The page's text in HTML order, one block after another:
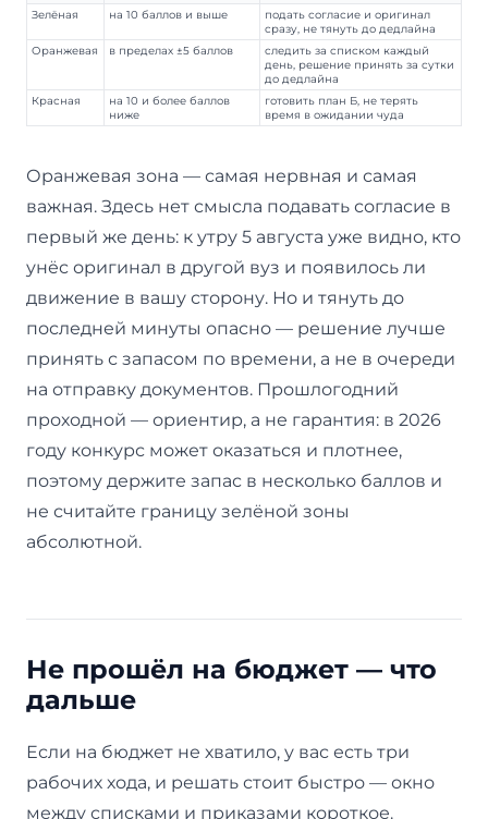
Зелёная на 10 баллов и выше
подать согласие и оригинал
сразу, не тянуть до дедлайна
Оранжевая
в пределах ±5 баллов
следить за списком каждый
день, решение принять за сутки
до дедлайна
Красная
на 10 и более баллов
ниже
готовить план Б, не терять
время в ожидании чуда
Оранжевая зона — самая нервная и самая
важная. Здесь нет смысла подавать согласие в
первый же день: к утру 5 августа уже видно, кто
унёс оригинал в другой вуз и появилось ли
движение в вашу сторону. Но и тянуть до
последней минуты опасно — решение лучше
принять с запасом по времени, а не в очереди
на отправку документов. Прошлогодний
проходной — ориентир, а не гарантия: в 2026
году конкурс может оказаться и плотнее,
поэтому держите запас в несколько баллов и
не считайте границу зелёной зоны
абсолютной.
Не прошёл на бюджет — что
дальше
Если на бюджет не хватило, у вас есть три
рабочих хода, и решать стоит быстро — окно
между списками и приказами короткое.